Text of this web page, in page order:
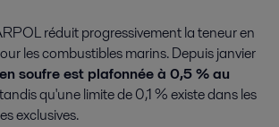
réduit progressivement la teneur en
les combustibles marins. Depuis janvier
soufre est plafonnée à 0,5 % au
qu'une limite de 0,1 % existe dans les
exclusives.